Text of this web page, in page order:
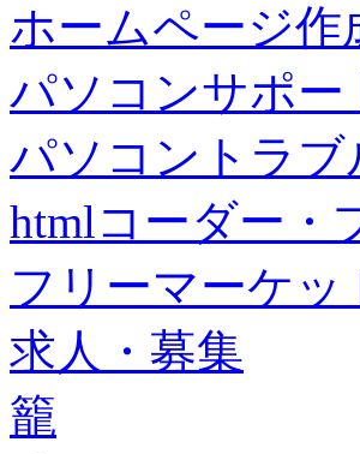
ホームページ作
パソコンサポー
パソコントラブ
htmlコーダー・
フリーマーケッ
求人・募集
籠